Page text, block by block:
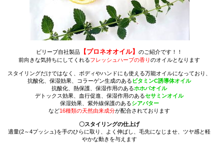
ビリーブ自社製品 【プロネオオイル】のご紹介です！！
前向きな気持ちにしてくれるフレッシュハーブの香りのオイルとなります
スタイリングだけではなく、ボディやハンドにも使える万能オイルになっており、
抗酸化、保湿効果、コラーゲン生成のある ビタミンC誘導体オイル
抗酸化、熱保護、保湿作用のあるホホバオイル
デトックス効果、血行促進、保湿作用のあるセサミンオイル
保湿効果、紫外線保護のあるシアバター
など16種類の天然由来成分が配合されております
〇スタイリングの仕上げ
適量(2～4プッシュ)を手のひらに取り、よく伸ばし、毛先になじませ、ツヤ感と軽
やかな動きを与えます